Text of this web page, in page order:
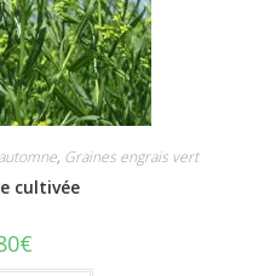
, Graines engrais vert
cultivée
€